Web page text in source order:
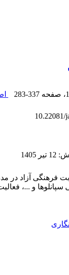
، صفحه 283-337
10.22081/
: 12 تیر 1405
فرهنگی آزاد در